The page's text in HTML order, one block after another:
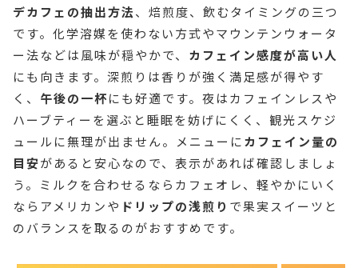
デカフェの抽出方法、焙煎度、飲むタイミングの三つ
です。化学溶媒を使わない方式やマウンテンウォータ
ー法などは風味が穏やかで、 カフェイン感度が高い人
にも向きます。深煎りは香りが強く満足感が得やす
く、 午後の一杯にも好適です。夜はカフェインレスや
ハーブティーを選ぶと睡眠を妨げにくく、観光スケジ
ュールに無理が出ません。メニューにカフェイン量の
目安があると安心なので、表示があれば確認しましょ
う。ミルクを合わせるならカフェオレ、軽やかにいく
ならアメリカンや ドリップの浅煎り で果実スイーツと
のバランスを取るのがおすすめです。